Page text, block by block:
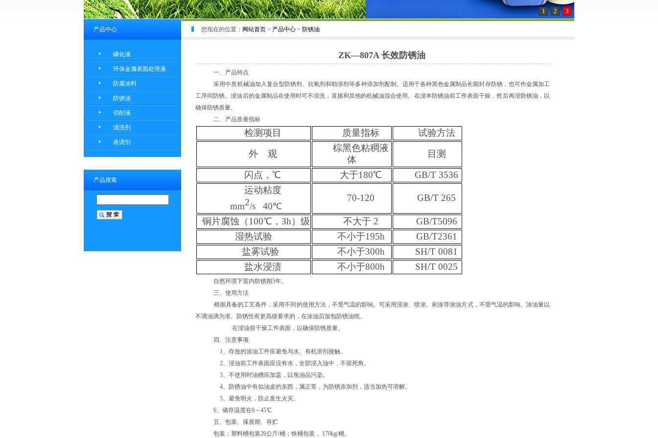
1 2 3
产品中心
磷化液
环保金属表面处理液
防腐涂料
防锈油
切削液
清洗剂
表调剂
产品搜索
您现在的位置： 网站首页 > 产品中心 > 防锈油
ZK—807A 长效防锈油
一、产品特点
采用中质机械油加入复合型防锈剂、抗氧剂和助溶剂等多种添加剂配制。适用于各种黑色金属制品长期封存防锈，也可作金属加工
工序间防锈。浸油后的金属制品在使用时可不清洗，直接和其他的机械油混合使用。在浸本防锈油前工件表面干燥，然后再浸防锈油，以
确保防锈质量。
二、产品质量指标
检测项目 质量指标 试验方法
外 观
棕黑色粘稠液
体
目测
闪点，℃ 大于180℃
GB/T 3536
运动粘度
mm2/s 40℃
70-120 GB/T 265
铜片腐蚀（100℃，3h）级 不大于 2
GB/T5096
湿热试验
不小于195h
GB/T2361
盐雾试验
不小于300h
SH/T 0081
盐水浸渍
不小于800h SH/T 0025
自然环境下室内防锈期5年。
三、使用方法
根据具备的工艺条件，采用不同的使用方法，不受气温的影响。可采用浸涂、喷涂、刷涂等涂油方式，不受气温的影响。涂油量以
不滴油滴为准。防锈性有更高级要求的，在涂油后加包防锈油纸。
在浸油前干燥工件表面，以确保防锈质量。
四 、注意事项
1、存放的涂油工件应避免与水、有机溶剂接触。
2、浸油前工件表面应没有水，全部浸入油中，不留死角。
3、不使用时油槽应加盖，以免油品污染。
4、防锈油中有似油皮的东西，属正常，为防锈添加剂，适当加热可溶解。
5、避免明火，防止发生火灾。
6、储存温度在0～45℃
五、包装、保质期、存贮
包装：塑料桶包装20公斤/桶；铁桶包装， 170kg/桶。